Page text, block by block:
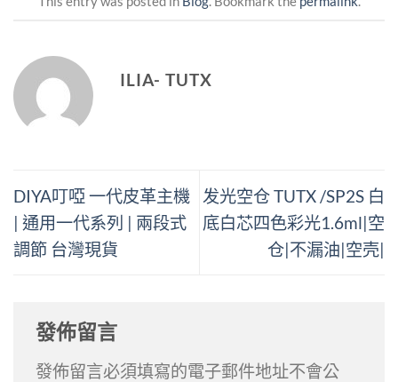
ILIA- TUTX
DIYA叮啞 一代皮革主機
| 通用一代系列 | 兩段式
調節 台灣現貨
发光空仓 TUTX /SP2S 白
底白芯四色彩光1.6ml|空
仓|不漏油|空壳|
發佈留言
發佈留言必須填寫的電子郵件地址不會公